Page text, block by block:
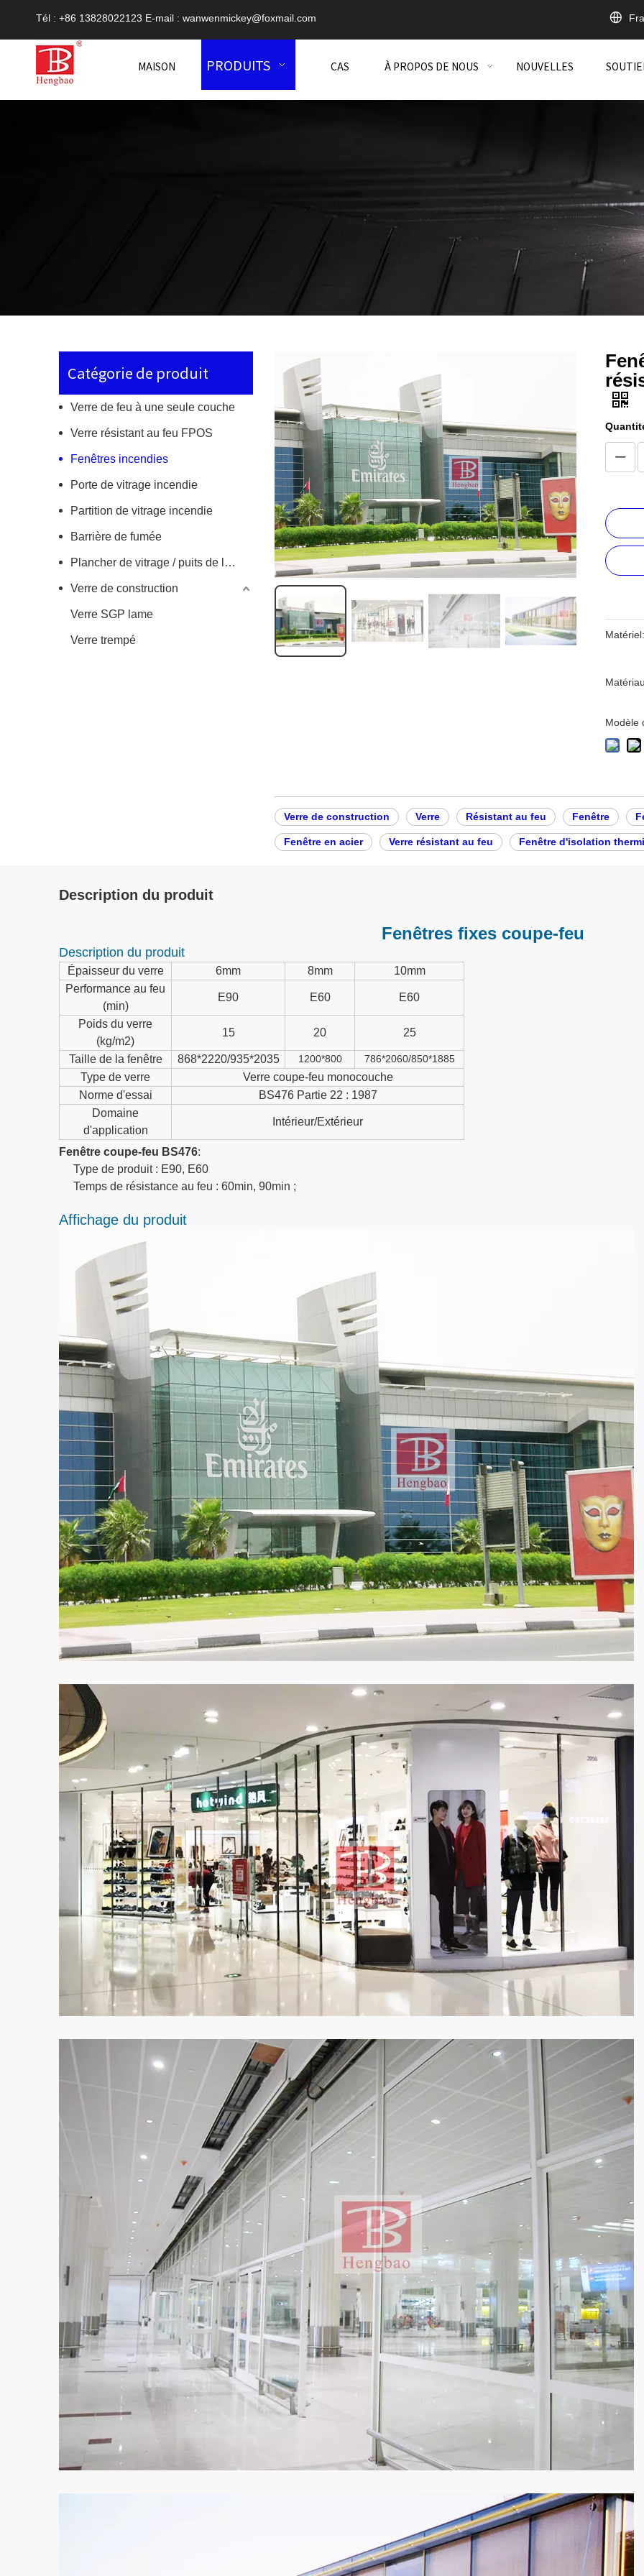
Tél : +86 13828022123 E-mail : wanwenmickey@foxmail.com
MAISON PRODUITS CAS À PROPOS DE NOUS NOUVELLES
Catégorie de produit
Verre de feu à une seule couche
Verre résistant au feu FPOS
Fenêtres incendies
Porte de vitrage incendie
Partition de vitrage incendie
Barrière de fumée
Plancher de vitrage / puits de lumière en incendie
Verre de construction
Verre SGP lame
Verre trempé Matériel:
Modèle
Verre de construction Verre Résistant au feu Fenêtre
Fenêtre en acier Verre résistant au feu Fenêtre d'isolation
Description du produit
Fenêtres fixes coupe-feu
Description du produit
Épaisseur du verre 6mm 8mm
10mm
Performance au feu
(min)
E90 E60 E60
Poids du verre
(kg/m2)
15 20 25
Taille de la fenêtre 868*2220/935*2035 1200*800 786*2060/850*1885
Type de verre
Verre coupe-feu monocouche
Norme d'essai
BS476 Partie 22 : 1987
Domaine
d'application
Intérieur/Extérieur
Fenêtre coupe-feu BS476:
Type de produit : E90, E60
Temps de résistance au feu : 60min, 90min ;
Affichage du produit